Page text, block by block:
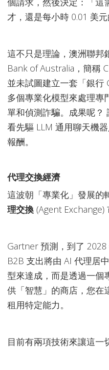
才，還是每小時 0.01 美元
這不只是理論，澳洲聯邦
Bank of Australia，簡稱
並未試圖建立一套「銀行
多個專業化模型來處理專
單和偵測詐騙。成果呢？
看先驅 LLM 通用聊天機
報酬。
代理交換經濟
這波朝「專業化」發展的
理交換 (Agent Exchange)
Gartner 預測，到了
B2B 支出將由 AI 代理居
型來達成，而是透過一個
供「智慧」的商店，您在
租用特定能力。
目前有兩項技術來讓這一